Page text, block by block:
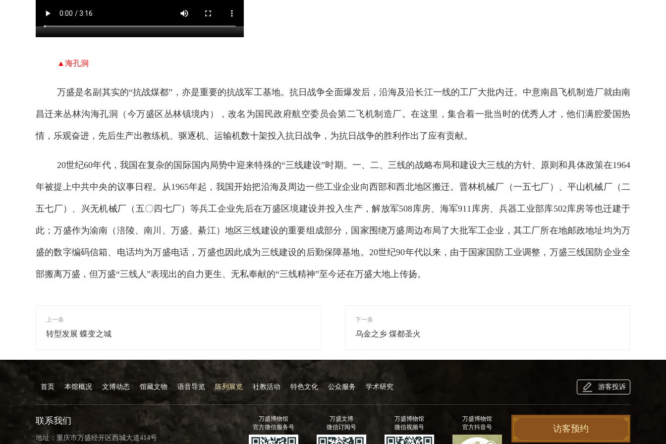
▲海孔洞
万盛是名副其实的“抗战煤都”，亦是重要的抗战军工基地。抗日战争全面爆发后，沿海及沿长江一线的工厂大批内迁。中意南昌飞机制造厂就由南
昌迁来丛林沟海孔洞（今万盛区丛林镇境内），改名为国民政府航空委员会第二飞机制造厂。在这里，集合着一批当时的优秀人才，他们满腔爱国热
情，乐观奋进，先后生产出教练机、驱逐机、运输机数十架投入抗日战争，为抗日战争的胜利作出了应有贡献。
20世纪60年代，我国在复杂的国际国内局势中迎来特殊的“三线建设”时期。一、二、三线的战略布局和建设大三线的方针、原则和具体政策在1964
年被提上中共中央的议事日程。从1965年起，我国开始把沿海及周边一些工业企业向西部和西北地区搬迁。晋林机械厂（一五七厂）、平山机械厂（二
五七厂）、兴无机械厂（五〇四七厂）等兵工企业先后在万盛区境建设并投入生产，解放军508库房、海军911库房、兵器工业部库502库房等也迁建于
此；万盛作为渝南（涪陵、南川、万盛、綦江）地区三线建设的重要组成部分，国家围绕万盛周边布局了大批军工企业，其工厂所在地邮政地址均为万
盛的数字编码信箱、电话均为万盛电话，万盛也因此成为三线建设的后勤保障基地。20世纪90年代以来，由于国家国防工业调整，万盛三线国防企业全
部搬离万盛，但万盛“三线人”表现出的自力更生、无私奉献的“三线精神”至今还在万盛大地上传扬。
上一条
转型发展 蝶变之城
下一条
乌金之乡 煤都圣火
首页 本馆概况 文博动态 馆藏文物 语音导览 陈列展览 社教活动 特色文化 公众服务 学术研究 游客投诉
联系我们
地址：重庆市万盛经开区西城大道414号
万盛博物馆
官方微信服务号
万盛文博
微信订阅号
万盛博物馆
微信视频号
万盛博物馆
官方抖音号
访客预约